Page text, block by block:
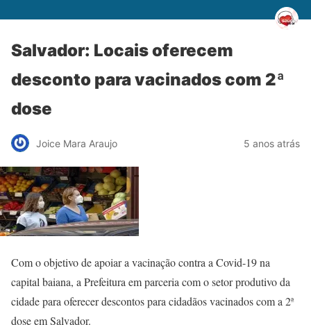
Salvador: Locais oferecem
desconto para vacinados com 2ª
dose
Joice Mara Araujo 5 anos atrás
Com o objetivo de apoiar a vacinação contra a Covid-19 na
capital baiana, a Prefeitura em parceria com o setor produtivo da
cidade para oferecer descontos para cidadãos vacinados com a 2ª
dose em Salvador.